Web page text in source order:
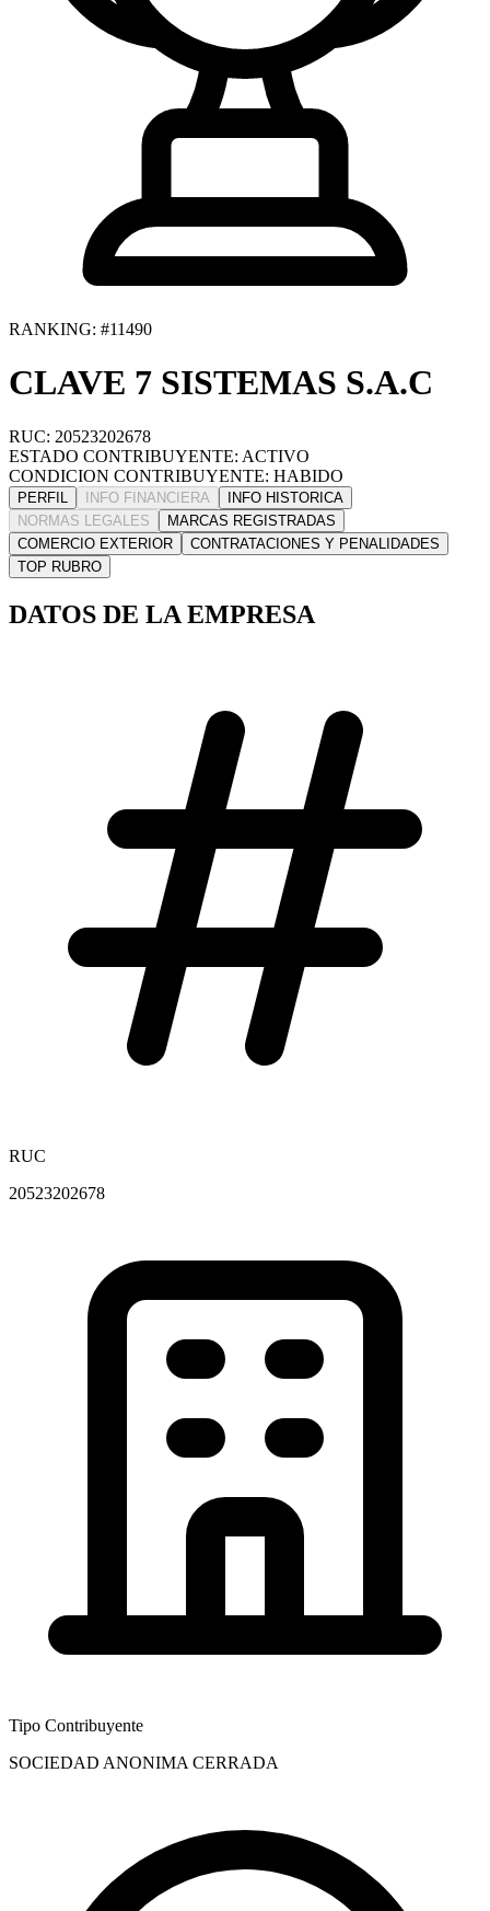
RANKING: #11490
CLAVE 7 SISTEMAS S.A.C
RUC: 20523202678
ESTADO CONTRIBUYENTE: ACTIVO
CONDICION CONTRIBUYENTE: HABIDO
PERFIL INFO FINANCIERA
INFO HISTORICA
NORMAS LEGALES
MARCAS REGISTRADAS
COMERCIO EXTERIOR
CONTRATACIONES Y PENALIDADES
TOP RUBRO
DATOS DE LA EMPRESA
RUC
20523202678
Tipo Contribuyente
SOCIEDAD ANONIMA CERRADA